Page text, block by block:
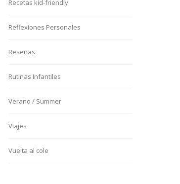
Recetas kid-friendly
Reflexiones Personales
Reseñas
Rutinas Infantiles
Verano / Summer
Viajes
Vuelta al cole